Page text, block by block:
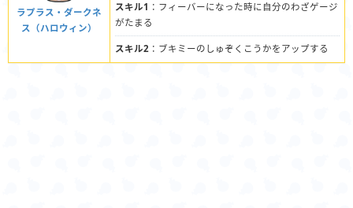
ラプラス・ダークネ
ス（ハロウィン）
スキル1 ：フィーバーになった時に自分のわざゲージ
がたまる
スキル2 ：ブキミーのしゅぞくこうかをアップする